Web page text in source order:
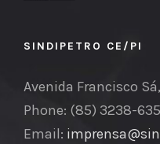
SINDIPETRO CE/PI
Avenida Francisco
Phone: (85) 3238-
Email: